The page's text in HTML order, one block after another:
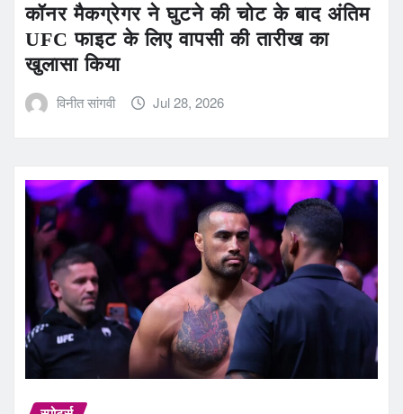
कॉनर मैकग्रेगर ने घुटने की चोट के बाद अंतिम
UFC फाइट के लिए वापसी की तारीख का
खुलासा किया
विनीत सांगवी Jul 28, 2026